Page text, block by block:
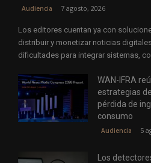
Audiencia 7 agosto, 2026
Los editores cuentan ya con
distribuir y monetizar noticias
dificultades para integrar sistemas,
WAN-IFRA
estrategias
pérdida de
consumo
Audiencia 5
Los